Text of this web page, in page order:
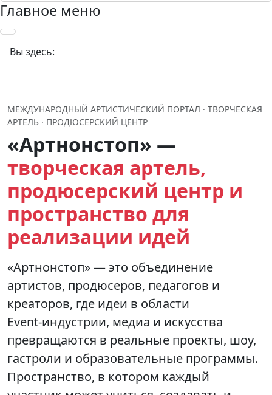
Главное меню
Вы здесь:
МЕЖДУНАРОДНЫЙ АРТИСТИЧЕСКИЙ ПОРТАЛ · ТВОРЧЕСКАЯ
АРТЕЛЬ · ПРОДЮСЕРСКИЙ ЦЕНТР
«Артнонстоп» —
творческая артель,
продюсерский центр и
пространство для
реализации идей
«Артнонстоп» — это объединение
артистов, продюсеров, педагогов и
креаторов, где идеи в области
Event‑индустрии, медиа и искусства
превращаются в реальные проекты, шоу,
гастроли и образовательные программы.
Пространство, в котором каждый